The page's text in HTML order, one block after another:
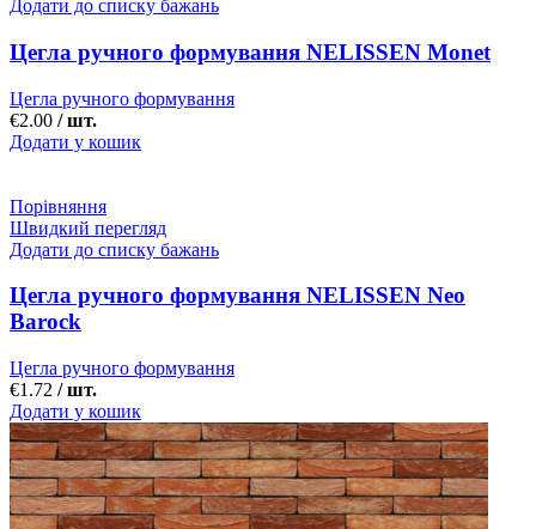
Додати до списку бажань
Цегла ручного формування NELISSEN Monet
Цегла ручного формування
€2.00 / шт.
Додати у кошик
Порівняння
Швидкий перегляд
Додати до списку бажань
Цегла ручного формування NELISSEN Neo
Barock
Цегла ручного формування
€1.72 / шт.
Додати у кошик